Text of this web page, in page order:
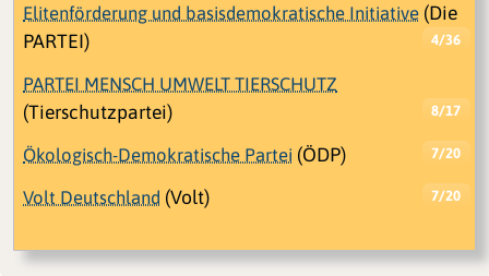
Elitenförderung und basisdemokratische Initiative (Die
PARTEI)
4/36
PARTEI MENSCH UMWELT TIERSCHUTZ
(Tierschutzpartei)
8/17
Ökologisch-Demokratische Partei (ÖDP) 7/20
Volt Deutschland (Volt) 7/20